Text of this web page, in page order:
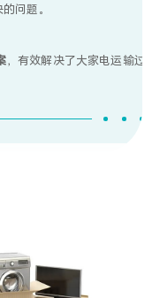
问题。
，有效解决了大家电运输过程